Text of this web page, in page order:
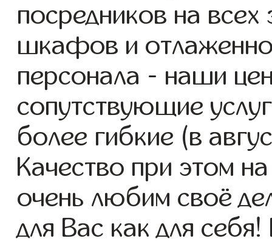
посредников на всех
шкафов и
персонала - наши
сопутствующие
более гибкие (в
Качество при этом
очень любим своё
для Вас как для